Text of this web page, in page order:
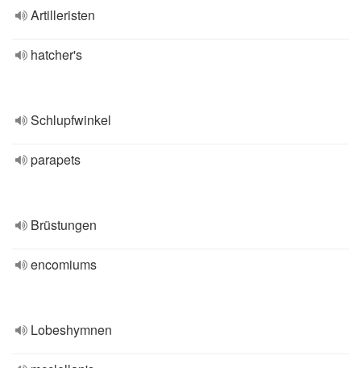
Artilleristen
hatcher's
Schlupfwinkel
parapets
Brüstungen
encomiums
Lobeshymnen